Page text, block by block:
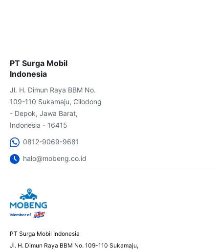
PT Surga Mobil
Indonesia
Jl. H. Dimun Raya BBM No.
109-110 Sukamaju, Cilodong
- Depok, Jawa Barat,
Indonesia - 16415
0812-9069-9681
halo@mobeng.co.id
PT Surga Mobil Indonesia
Jl. H. Dimun Raya BBM No. 109-110 Sukamaju,